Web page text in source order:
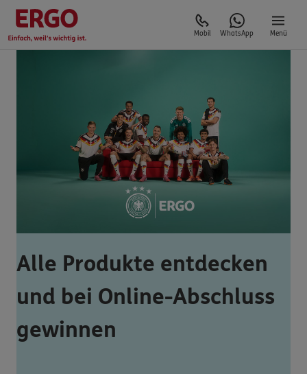
Mobil WhatsApp Menü
Alle Produkte entdecken
und bei Online-Abschluss
gewinnen